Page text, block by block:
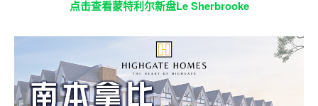
点击查看蒙特利尔新盘Le Sherbrooke